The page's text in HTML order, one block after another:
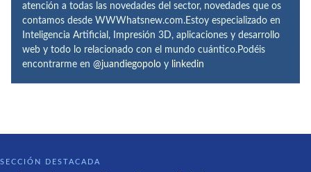
atención a todas las novedades del sector, novedades que os
contamos desde WWWhatsnew.com.Estoy especializado en
Inteligencia Artificial, Impresión 3D, aplicaciones y desarrollo
web y todo lo relacionado con el mundo cuántico.Podéis
encontrarme en @juandiegopolo y linkedin
SECCIÓN DESTACADA